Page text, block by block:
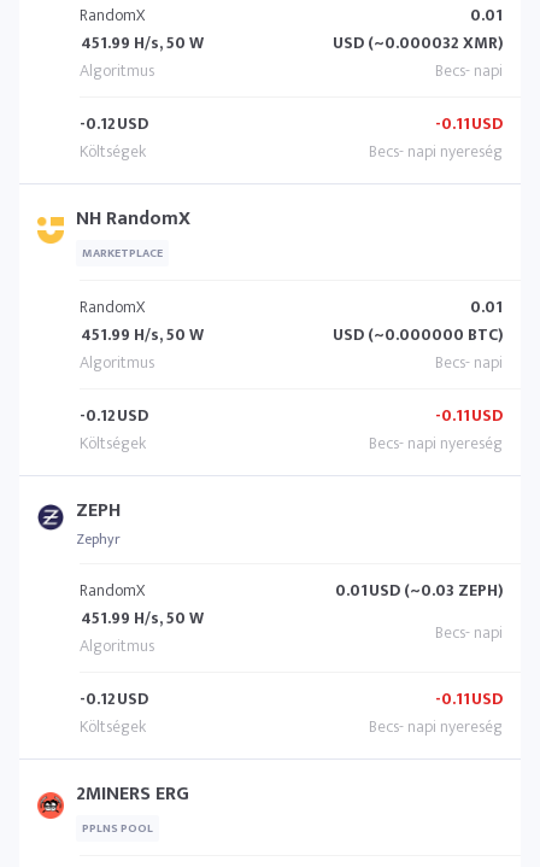
RandomX
451.99 H/s, 50 W
0.01
USD (~0.000032 XMR)
-0.12USD -0.11USD
NH RandomX
MARKETPLACE
RandomX
451.99 H/s, 50 W
0.01
USD (~0.000000 BTC)
-0.12USD -0.11USD
ZEPH
Zephyr
RandomX
451.99 H/s, 50 W
0.01USD (~0.03 ZEPH)
-0.12USD -0.11USD
2MINERS ERG
PPLNS POOL